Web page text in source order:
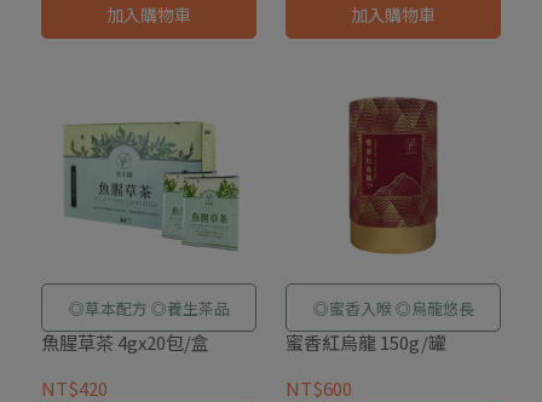
加入購物車 加入購物車
◎草本配方 ◎養生茶品
魚腥草茶 4gx20包/盒
NT$420
◎蜜香入喉 ◎烏龍悠長
蜜香紅烏龍 150g/罐
NT$600